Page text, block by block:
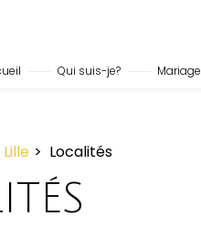
Qui suis-je? Mariage
Localités